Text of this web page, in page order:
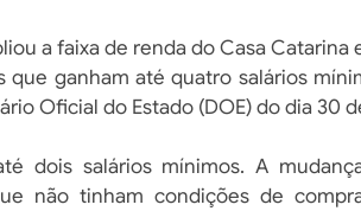
a faixa de renda do Casa Catarina
ganham até quatro salários
Oficial do Estado (DOE) do dia 30
dois salários mínimos. A
não tinham condições de